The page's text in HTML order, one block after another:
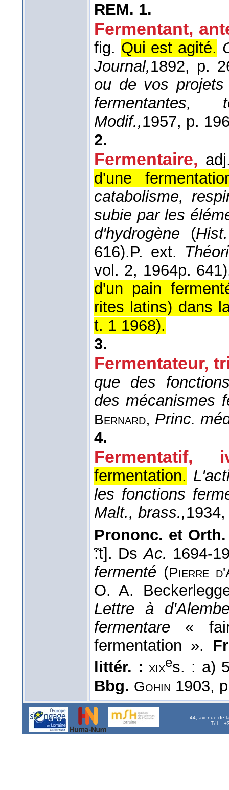
REM. 1.
Fermentant,
fig. Qui est agité.
Journal,1892, p.
ou de vos projets
fermentantes,
Modif.,1957, p.
2.
Fermentaire,
d'une
catabolisme,
subie par les
d'hydrogène (
616).P. ext.
vol. 2, 1964p.
d'un pain
rites latins) dans
t. 1 1968).
3.
Fermentateur,
que des
des mécanismes
Bernard, Princ.
4.
Fermentatif,
fermentation.
les fonctions
Malt., brass.,1934
Prononc. et
̃:t]. DsAc. 1694-
fermenté (Pierre
O. A.
Lettre à
fermentare «
fermentation ».
littér. : xixes. : a)
Bbg. Gohin 1903,
44, avenue de
Tél. :